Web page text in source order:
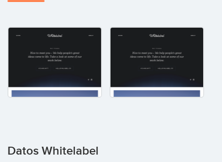
Datos Whitelabel